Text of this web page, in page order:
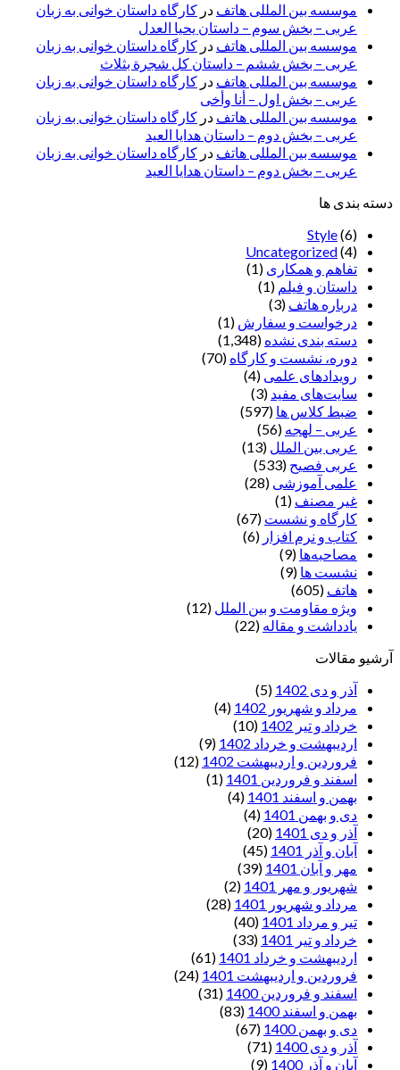
موسسه بین المللی هاتف در کارگاه داستان خوانی به زبان
عربی – بخش سوم – داستان یحیا العدل
موسسه بین المللی هاتف در کارگاه داستان خوانی به زبان
عربی – بخش ششم – داستان کل شجرة بثلاث
موسسه بین المللی هاتف در کارگاه داستان خوانی به زبان
عربی – بخش اول – أنا وأخی
موسسه بین المللی هاتف در کارگاه داستان خوانی به زبان
عربی – بخش دوم – داستان هدایا العید
موسسه بین المللی هاتف در کارگاه داستان خوانی به زبان
عربی – بخش دوم – داستان هدایا العید
دسته بندی ها
Style(6)
Uncategorized(4)
تفاهم و همکاری (1)
داستان و فیلم (1)
درباره هاتف (3)
درخواست و سفارش (1)
دسته بندی نشده (1,348)
دوره، نشست و کارگاه (70)
رویدادهای علمی (4)
سایت‌های مفید (3)
ضبط کلاس ها (597)
عربی – لهجه (56)
عربی بین الملل (13)
عربی فصیح (533)
علمی آموزشی (28)
غير مصنف (1)
کارگاه و نشست (67)
کتاب و نرم افزار (6)
مصاحبه‌ها (9)
نشست ها (9)
هاتف (605)
ویژه مقاومت و بین الملل (12)
یادداشت‌ و مقاله (22)
آرشیو مقالات
آذر و دی 1402
(5)
مرداد و شهریور 1402
(4)
خرداد و تیر 1402
(10)
اردیبهشت و خرداد 1402
(9)
فروردین و اردیبهشت 1402
(12)
اسفند و فروردین 1401
(1)
بهمن و اسفند 1401
(4)
دی و بهمن 1401
(4)
آذر و دی 1401
(20)
آبان و آذر 1401
(45)
مهر و آبان 1401
(39)
شهریور و مهر 1401
(2)
مرداد و شهریور 1401
(28)
تیر و مرداد 1401
(40)
خرداد و تیر 1401
(33)
اردیبهشت و خرداد 1401
(61)
فروردین و اردیبهشت 1401
(24)
اسفند و فروردین 1400
(31)
بهمن و اسفند 1400
(83)
دی و بهمن 1400
(67)
آذر و دی 1400
(71)
آبان و آذر 1400
(9)